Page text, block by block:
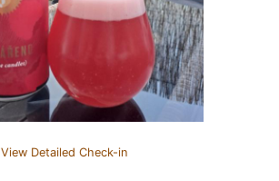
View Detailed Check-in